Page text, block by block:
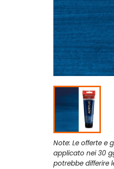
Note: Le offerte e
applicato nei 30
potrebbe differire